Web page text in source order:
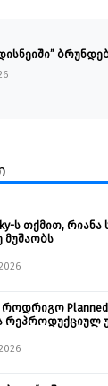
ს თქმით,
მუშაობს
Planned
რეპროდუქციულ